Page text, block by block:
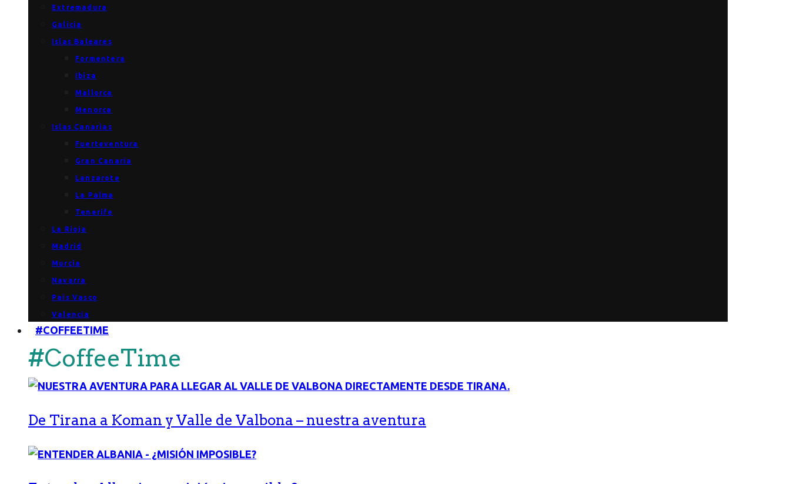
Extremadura
Galicia
Islas Baleares
Formentera
Ibiza
Mallorca
Menorca
Islas Canarias
Fuerteventura
Gran Canaria
Lanzarote
La Palma
Tenerife
La Rioja
Madrid
Murcia
Navarra
País Vasco
Valencia
#COFFEETIME
#CoffeeTime
De Tirana a Koman y Valle de Valbona – nuestra aventura